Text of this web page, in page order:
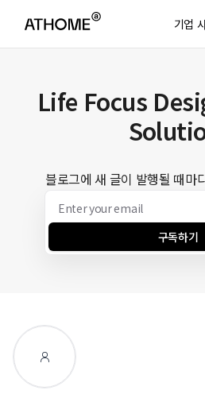
기업
Life Focus
블로그에 새 글이 발행될 때마
구독하기